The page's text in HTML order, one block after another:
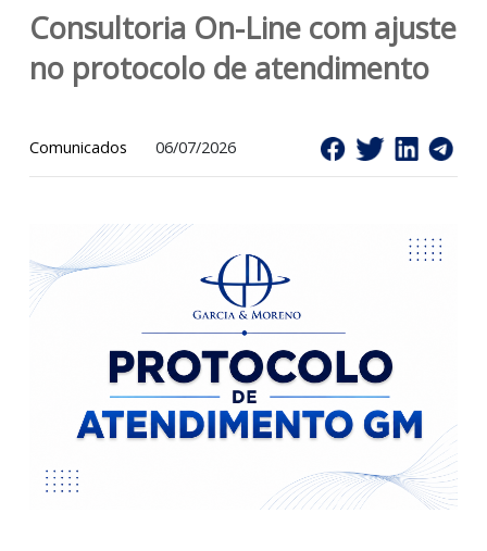
COMUNICADO GM:
Consultoria On-Line com